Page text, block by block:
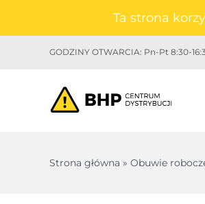
zawartościGODZINY OTWARCIA: Pn-Pt 8:30-
Strona główna » Obuwie
Ta strona